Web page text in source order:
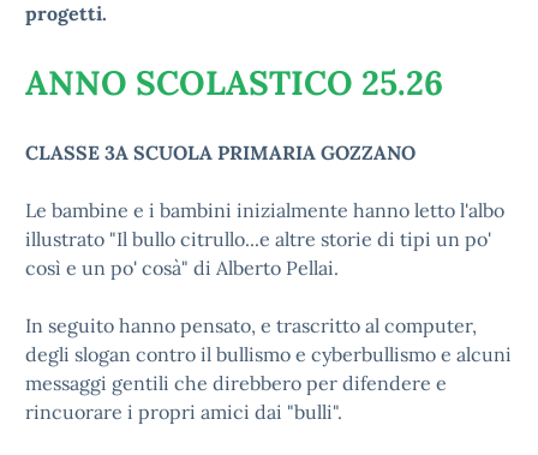
progetti.
ANNO SCOLASTICO 25.26
CLASSE 3A SCUOLA PRIMARIA GOZZANO
Le bambine e i bambini inizialmente hanno letto l'albo
illustrato "Il bullo citrullo...e altre storie di tipi un po'
così e un po' cosà" di Alberto Pellai.
In seguito hanno pensato, e trascritto al computer,
degli slogan contro il bullismo e cyberbullismo e alcuni
messaggi gentili che direbbero per difendere e
rincuorare i propri amici dai "bulli".